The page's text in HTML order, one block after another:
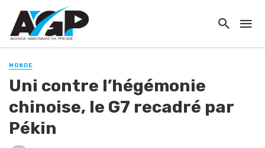
MONDE
Uni contre l’hégémonie
chinoise, le G7 recadré par
Pékin